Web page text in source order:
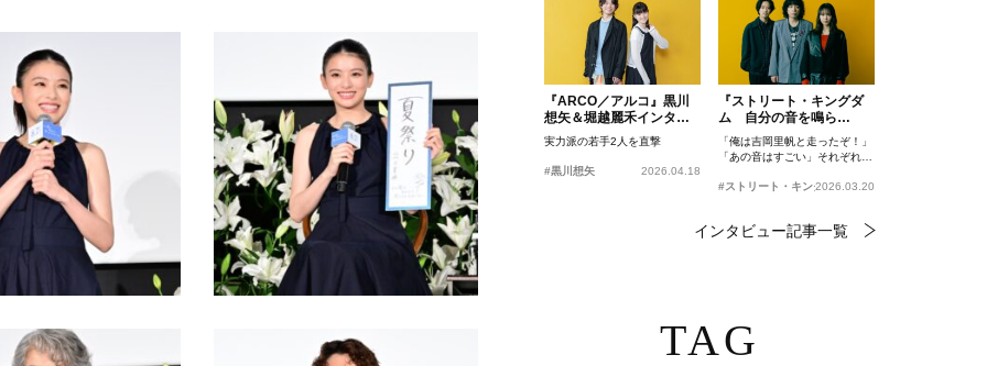
『ARCO／アルコ』黒川
想矢＆堀越麗禾インタビ
ュー
実力派の若手2人を直撃
#黒川想矢 2026.04.18
『ストリート・キングダ
ム 自分の音を鳴ら
せ。』峯田和伸、若葉竜
也、吉岡里帆インタビュ
ー
「俺は吉岡里帆と走ったぞ！」
「あの音はすごい」それぞれの
#ストリート・キングダム 自分の音を鳴らせ。
2026.03.20
インタビュー記事一覧
TAG